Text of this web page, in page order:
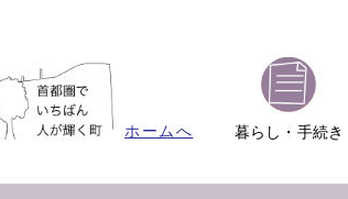
ホームへ 暮らし・手続き